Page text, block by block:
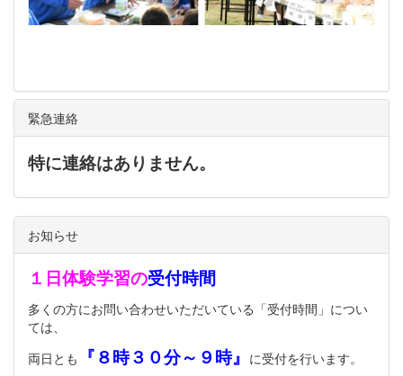
緊急連絡
特に連絡はありません。
お知らせ
１日体験学習の受付時間
多くの方にお問い合わせいただいている「受付時間」につい
ては、
両日とも
『８時３０分～９時』 に受付を行います。